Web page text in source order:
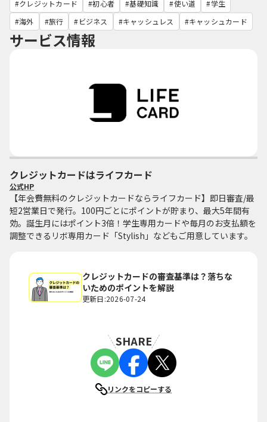
クレジットカード 初心者 基礎知識 使い道
学生
海外
旅行 ビジネス キャッシュレス キャッシュカード
サービス情報
クレジットカードはライフカード
公式HP
【年会費無料のクレジットカードならライフカード】即日審査/最
短2営業日で発行。100円ごとにポイントが貯まり、最大5年間有
効。誕生月にはポイント3倍！学生専用カードや毎月のお支払額を
調整できるリボ専用カード「Stylish」などもご用意しています。
クレジットカードの審査基準は？落ちな
いためのポイントを解説
更新日:2026-07-24
SHARE
リンクをコピーする